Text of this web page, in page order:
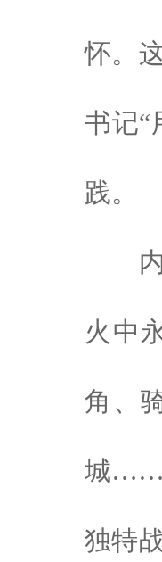
怀。
书记“
践。
火中
角、
城……
独特